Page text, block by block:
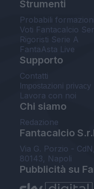
Strumenti
Probabili formazioni
Voti Fantacalcio
Rigoristi Serie A
FantaAsta Live
Supporto
Contatti
Impostazioni privacy
Lavora con noi
Chi siamo
Redazione
Fantacalcio
Via G. Porzio -
80143, Napoli
Pubblicità su